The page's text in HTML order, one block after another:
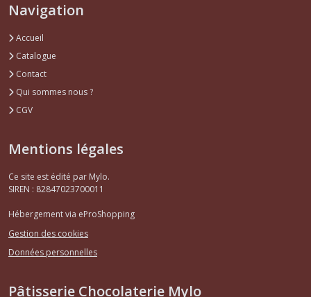
Navigation
Accueil
Catalogue
Contact
Qui sommes nous ?
CGV
Mentions légales
Ce site est édité par Mylo.
SIREN : 82847023700011
Hébergement via eProShopping
Gestion des cookies
Données personnelles
Pâtisserie Chocolaterie Mylo